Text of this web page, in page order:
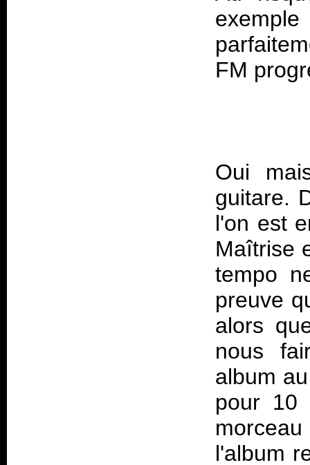
Oui
guitare.
l'on est
Maîtrise
tempo
preuve
alors
nous
album
pour
l'album